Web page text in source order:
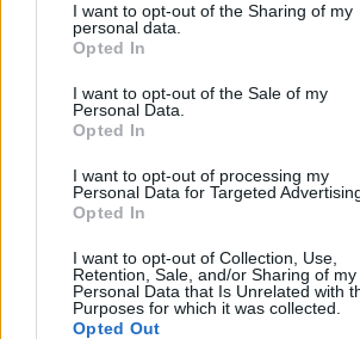
I want to opt-out of the Sharing of my
personal data.
Opted In
I want to opt-out of the Sale of my
Personal Data.
Opted In
I want to opt-out of processing my
Personal Data for Targeted
Opted In
I want to opt-out of Collection, Use,
Retention, Sale, and/or Sharing of my
Personal Data that Is Unrelated with
Purposes for which it was collected.
Opted Out
έκανε για λογαριασμό
Η Μαρία Κορινθίου ποζάρει στον
φωτογραφικό φακό με μαύρα και
σχόλια για τη σeξι σιλουέτα και
της κάτι που είχε γίνει και στην
φωτογράφισή της ως ζωγράφος
ημέρες.